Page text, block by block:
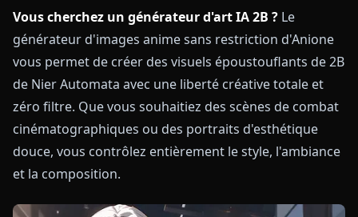
Vous cherchez un générateur d'art IA 2B ? Le
générateur d'images anime sans restriction d'Anione
vous permet de créer des visuels époustouflants de 2B
de Nier Automata avec une liberté créative totale et
zéro filtre. Que vous souhaitiez des scènes de combat
cinématographiques ou des portraits d'esthétique
douce, vous contrôlez entièrement le style, l'ambiance
et la composition.